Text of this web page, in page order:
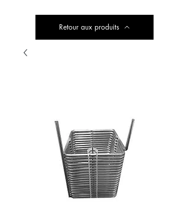
Retour aux produits